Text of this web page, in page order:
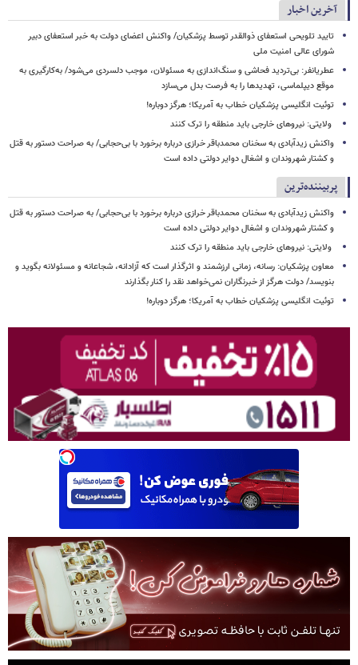
آخرین اخبار
تایید تلویحی استعفای ذوالقدر توسط پزشکیان/ واکنش اعضای دولت به خبر استعفای دبیر
شورای عالی امنیت ملی
عطریانفر: بی‌تردید فحاشی و سنگ‌اندازی به مسئولان، موجب دلسردی می‌شود/ به‌کارگیری به
موقع دیپلماسی، تهدیدها را به فرصت بدل می‌سازد
توئیت انگلیسی پزشکیان خطاب به آمریکا؛ هرگز دوباره!
ولایتی: نیروهای خارجی باید منطقه را ترک کنند
واکنش زیدآبادی به سخنان محمدباقر خرازی درباره برخورد با بی‌حجابی/ به صراحت دستور به قتل
و کشتار شهروندان و اشغال دوایر دولتی داده است
پربیننده‌ترین
واکنش زیدآبادی به سخنان محمدباقر خرازی درباره برخورد با بی‌حجابی/ به صراحت دستور به قتل
و کشتار شهروندان و اشغال دوایر دولتی داده است
ولایتی: نیروهای خارجی باید منطقه را ترک کنند
معاون پزشکیان: رسانه، زمانی ارزشمند و اثرگذار است که آزادانه، شجاعانه و مسئولانه بگوید و
بنویسد/ دولت هرگز از خبرنگاران نمی‌خواهد نقد را کنار بگذارند
توئیت انگلیسی پزشکیان خطاب به آمریکا؛ هرگز دوباره!